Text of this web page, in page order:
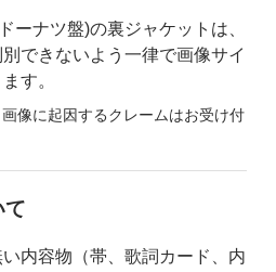
ーナツ盤)の裏ジャケットは、
できないよう一律で画像サイ
す。
像に起因するクレームはお受け付
て
内容物（帯、歌詞カード、内